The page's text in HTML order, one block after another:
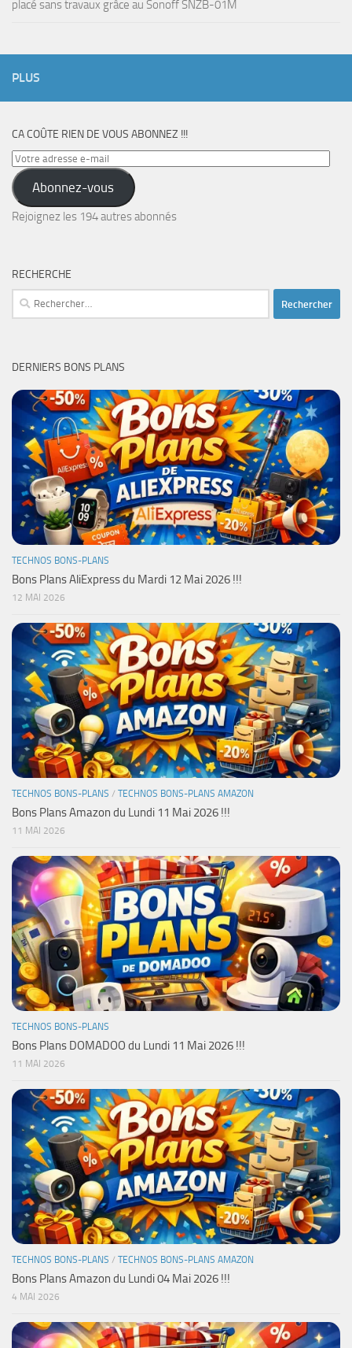
placé sans travaux grâce au Sonoff SNZB-01M
PLUS
CA COÛTE RIEN DE VOUS ABONNEZ !!!
Votre
adresse
e-
mail
Abonnez-vous
Rejoignez les 194 autres abonnés
RECHERCHE
Rechercher :
DERNIERS BONS PLANS
TECHNOS BONS-PLANS
Bons Plans AliExpress du Mardi 12 Mai 2026 !!!
12 MAI 2026
TECHNOS BONS-PLANS / TECHNOS BONS-PLANS AMAZON
Bons Plans Amazon du Lundi 11 Mai 2026 !!!
11 MAI 2026
TECHNOS BONS-PLANS
Bons Plans DOMADOO du Lundi 11 Mai 2026 !!!
11 MAI 2026
TECHNOS BONS-PLANS / TECHNOS BONS-PLANS AMAZON
Bons Plans Amazon du Lundi 04 Mai 2026 !!!
4 MAI 2026